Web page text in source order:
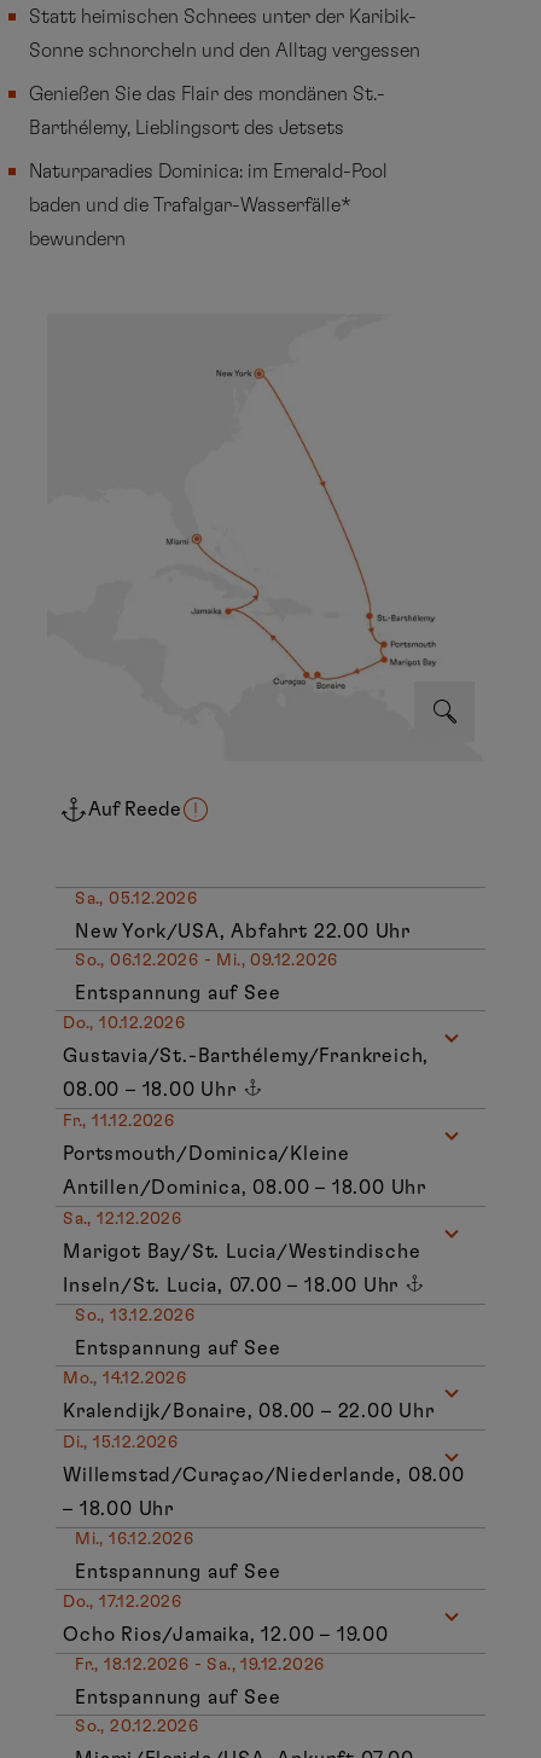
Statt heimischen Schnees unter der Karibik-
Sonne schnorcheln und den Alltag vergessen
Genießen Sie das Flair des mondänen St.-
Barthélemy, Lieblingsort des Jetsets
Naturparadies Dominica: im Emerald-Pool
baden und die Trafalgar-Wasserfälle*
bewundern
Auf Reede
Sa., 05.12.2026
New York/USA, Abfahrt 22.00 Uhr
So., 06.12.2026 - Mi., 09.12.2026
Entspannung auf See
Do., 10.12.2026
Gustavia/St.-Barthélemy/Frankreich,
08.00 – 18.00 Uhr
Fr., 11.12.2026
Portsmouth/Dominica/Kleine
Antillen/Dominica, 08.00 – 18.00 Uhr
Sa., 12.12.2026
Marigot Bay/St. Lucia/Westindische
Inseln/St. Lucia, 07.00 – 18.00 Uhr
So., 13.12.2026
Entspannung auf See
Mo., 14.12.2026
Kralendijk/Bonaire, 08.00 – 22.00 Uhr
Di., 15.12.2026
Willemstad/Curaçao/Niederlande, 08.00
– 18.00 Uhr
Mi., 16.12.2026
Entspannung auf See
Do., 17.12.2026
Ocho Rios/Jamaika, 12.00 – 19.00
Fr., 18.12.2026 - Sa., 19.12.2026
Entspannung auf See
So., 20.12.2026